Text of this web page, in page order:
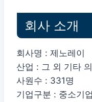
회사 소개
회사명 : 제노레이
산업 : 그 외 기타
사원수 : 331명
기업구분 : 중소기업